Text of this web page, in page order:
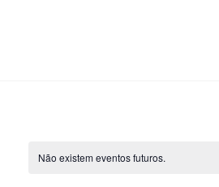
Não existem eventos futuros.